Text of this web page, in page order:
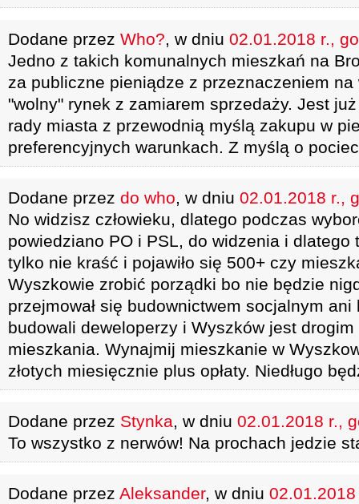
Dodane przez Who?, w dniu 02.01.2018 r.,
Jedno z takich komunalnych mieszkań na
za publiczne pieniądze z przeznaczeniem
"wolny" rynek z zamiarem sprzedaży. Jest
rady miasta z przewodnią myślą zakupu w
preferencyjnych warunkach. Z myślą o
Dodane przez do who, w dniu 02.01.2018 r.,
No widzisz człowieku, dlatego podczas
powiedziano PO i PSL, do widzenia i dlatego
tylko nie kraść i pojawiło się 500+ czy
Wyszkowie zrobić porządki bo nie będzie
przejmował się budownictwem socjalnym
budowali deweloperzy i Wyszków jest
mieszkania. Wynajmij mieszkanie w
złotych miesięcznie plus opłaty. Niedługo
Dodane przez Stynka, w dniu 02.01.2018 r.,
To wszystko z nerwów! Na prochach jedzie
Dodane przez Aleksander, w dniu